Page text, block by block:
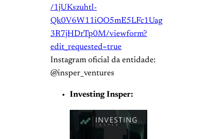
/1jUKszuhtl-
Qk0V6W11iOO5mE5LFc1Uag
3R7jHDrTp0M/viewform?
edit_requested=true
Instagram oficial da entidade:
@insper_ventures
Investing Insper: